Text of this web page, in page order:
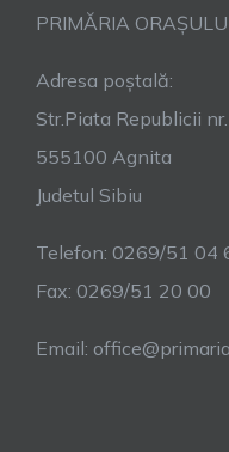
PRIMĂRIA
Adresa poștală:
Str.Piata Republicii
555100 Agnita
Judetul Sibiu
Telefon: 0269/51 04
Fax: 0269/51 20 00
Email: